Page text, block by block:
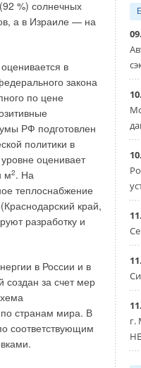
%) солнечных
а в Израиле — на
в
закона
по цене
РФ подготовлен
политики в
оценивает
м2. На
теплоснабжение
край,
разработку и
в России и в
создан за счет мер
по странам мира. В
соответствующим
г.
Отсутствие
Не
лишь два
с нашей
осуществления
3/ч!
возможного
мощность
подтверждают
некоторых
(для
наружного
подсчитать